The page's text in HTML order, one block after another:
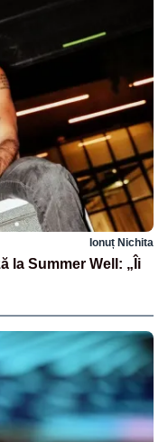
Ionuț Nichita
la Summer Well: „Îi